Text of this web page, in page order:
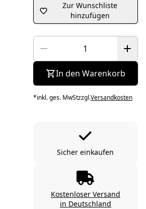
Zur Wunschliste
hinzufügen
In den Warenkorb
*inkl. ges. MwStzzgl.Versandkosten
Sicher einkaufen
Kostenloser Versand
in Deutschland